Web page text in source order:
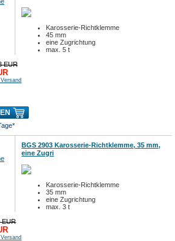
Karosserie-Richtklemme
45 mm
eine Zugrichtung
max. 5 t
EUR
BGS 2903 Karosserie-Richtklemme, 35 mm,
eine Zugri
Karosserie-Richtklemme
35 mm
eine Zugrichtung
max. 3 t
EUR